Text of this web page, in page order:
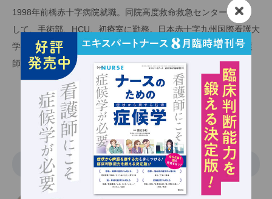
1998年前橋赤十字病院就職。同院高度救命救急センター所属と
して、手術部、HCU、初療室に勤務。日本赤十字九州国際看護大
学看護継続教育センターを経て現職。2008年救急看護認定看護
師認定。
関連記事一覧
執筆
やまもとこういち